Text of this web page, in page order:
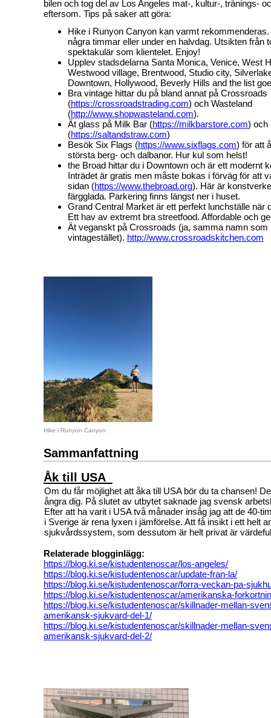
bilen och tog del av Los Angeles mat-, kultur-, tränings-
eftersom. Tips på saker att göra:
Hike i Runyon Canyon kan varmt
några timmar eller under en halvdag. Utsikten från
spektakulär som klientelet. Enjoy!
Upplev stadsdelarna Santa Monica, Venice, West
Westwood village, Brentwood, Studio city,
Downtown, Hollywood, Beverly Hills and the list
Bra vintage hittar du på bland annat på Crossroads
(https://crossroadstrading.com) och Wasteland
(http://www.shopwasteland.com).
Ät glass på Milk Bar (https://milkbarstore.com) och
(https://saltandstraw.com)
Besök Six Flags (https://www.sixflags.com) för att
största berg- och dalbanor. Hur kul som helst!
the Broad hittar du i Downtown och är ett modernt
Inträdet är gratis men måste bokas i förväg för att
sidan (https://www.thebroad.org). Här är
färgglada. Parkering finns längst ner i huset.
Grand Central Market är ett perfekt lunchställe när
Ett hav av extremt bra streetfood. Affordable och
Ät veganskt på Crossroads (ja, samma namn som
vintagestället). http://www.crossroadskitchen.com
Hike i Runyon Canyon
Sammanfattning
Åk till USA
Om du får möjlighet att åka till USA bör du ta chansen!
ångra dig. På slutet av utbytet saknade jag svensk
Efter att ha varit i USA två månader insåg jag att de 40-
i Sverige är rena lyxen i jämförelse. Att få insikt i ett helt
sjukvårdssystem, som dessutom är helt privat är
Relaterade blogginlägg:
https://blog.ki.se/kistudentenoscar/los-angeles/
https://blog.ki.se/kistudentenoscar/update-fran-la/
https://blog.ki.se/kistudentenoscar/forra-veckan-pa-
https://blog.ki.se/kistudentenoscar/amerikanska-
https://blog.ki.se/kistudentenoscar/skillnader-mellan-
amerikansk-sjukvard-del-1/
https://blog.ki.se/kistudentenoscar/skillnader-mellan-
amerikansk-sjukvard-del-2/